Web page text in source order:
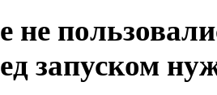
не
запуском